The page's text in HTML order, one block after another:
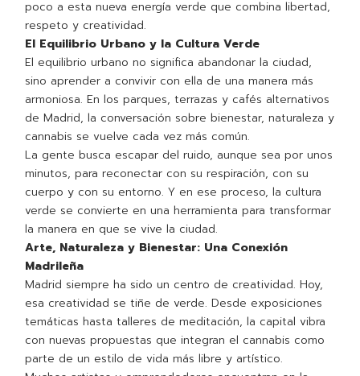
poco a esta nueva energía verde que combina libertad,
respeto y creatividad.
El Equilibrio Urbano y la Cultura Verde
El equilibrio urbano no significa abandonar la ciudad,
sino aprender a convivir con ella de una manera más
armoniosa. En los parques, terrazas y cafés alternativos
de Madrid, la conversación sobre bienestar, naturaleza y
cannabis se vuelve cada vez más común.
La gente busca escapar del ruido, aunque sea por unos
minutos, para reconectar con su respiración, con su
cuerpo y con su entorno. Y en ese proceso, la cultura
verde se convierte en una herramienta para transformar
la manera en que se vive la ciudad.
Arte, Naturaleza y Bienestar: Una Conexión
Madrileña
Madrid siempre ha sido un centro de creatividad. Hoy,
esa creatividad se tiñe de verde. Desde exposiciones
temáticas hasta talleres de meditación, la capital vibra
con nuevas propuestas que integran el cannabis como
parte de un estilo de vida más libre y artístico.